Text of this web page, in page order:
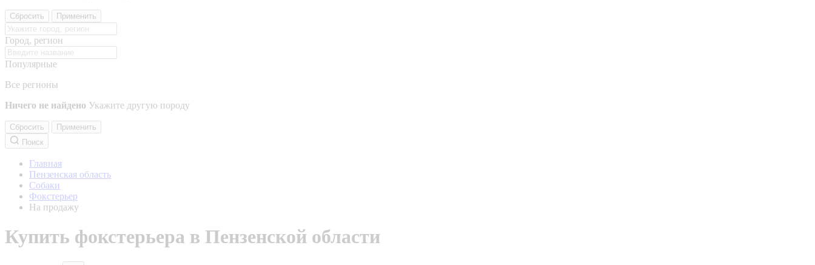
Сбросить Применить
Город, регион
Популярные
Все регионы
Ничего не найдено Укажите другую породу
Сбросить
Применить
Поиск
Главная
Пензенская область
Собаки
Фокстерьер
На продажу
Купить фокстерьера в Пензенской области